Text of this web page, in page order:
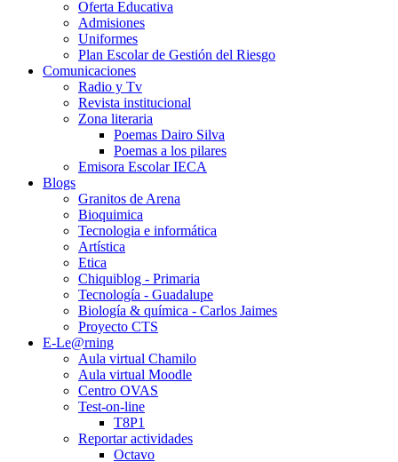
Oferta Educativa
Admisiones
Uniformes
Plan Escolar de Gestión del Riesgo
Comunicaciones
Radio y Tv
Revista institucional
Zona literaria
Poemas Dairo Silva
Poemas a los pilares
Emisora Escolar IECA
Blogs
Granitos de Arena
Bioquimica
Tecnologia e informática
Artística
Etica
Chiquiblog - Primaria
Tecnología - Guadalupe
Biología & química - Carlos Jaimes
Proyecto CTS
E-Le@rning
Aula virtual Chamilo
Aula virtual Moodle
Centro OVAS
Test-on-line
T8P1
Reportar actividades
Octavo